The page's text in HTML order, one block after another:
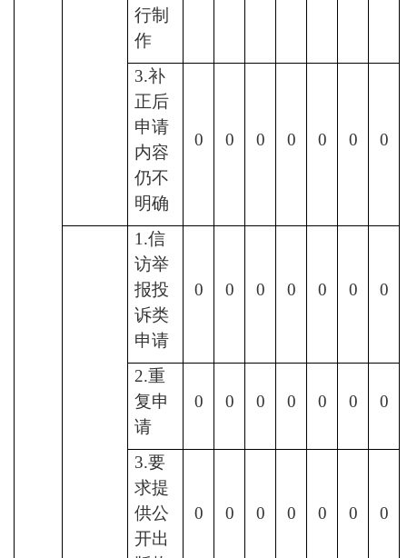
行制
作
3.补
正后
申请
内容
仍不
明确
0 0 0 0 0 0 0
1.信
访举
报投
诉类
申请
0 0 0 0 0 0 0
2.重
复申
请
0 0 0 0 0 0 0
3.要
求提
供公
开出
0 0 0 0 0 0 0